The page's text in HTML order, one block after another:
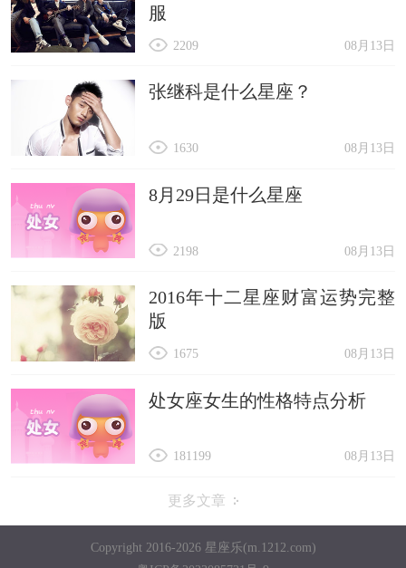
服
08月13日
2209
张继科是什么星座？
08月13日
1630
8月29日是什么星座
08月13日
2198
2016年十二星座财富运势完整
版
08月13日
1675
处女座女生的性格特点分析
08月13日
181199
更多文章
Copyright 2016-2026 星座乐(m.1212.com)